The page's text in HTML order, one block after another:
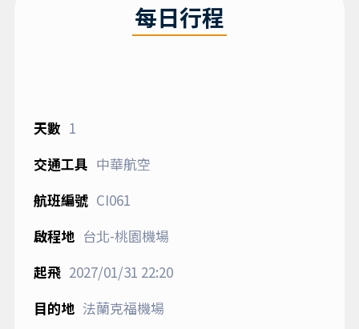
每日行程
1
中華航空
CI061
台北-桃園機場
2027/01/31 22:20
法蘭克福機場